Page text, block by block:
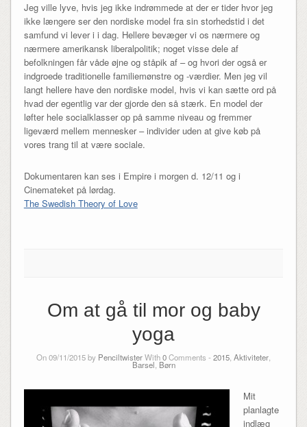
Jeg ville lyve, hvis jeg ikke indrømmede at der er tider hvor jeg
ikke længere ser den nordiske model fra sin storhedstid i det
samfund vi lever i i dag. Hellere bevæger vi os nærmere og
nærmere amerikansk liberalpolitik; noget visse dele af
befolkningen får våde øjne og ståpik af – og hvori der også er
indgroede traditionelle familiemønstre og -værdier. Men jeg vil
langt hellere have den nordiske model, hvis vi kan sætte ord på
hvad der egentlig var der gjorde den så stærk. En model der
løfter hele socialklasser op på samme niveau og fremmer
ligeværd mellem mennesker – individer uden at give køb på
vores trang til at være sociale.
Dokumentaren kan ses i Empire i morgen d. 12/11 og i
Cinemateket på lørdag.
The Swedish Theory of Love
Om at gå til mor og baby
yoga
On 09/11/2015 by PenciltwisterWith0Comments - 2015, Aktiviteter,
Barsel, Børn
Mit
planlagte
indlæg